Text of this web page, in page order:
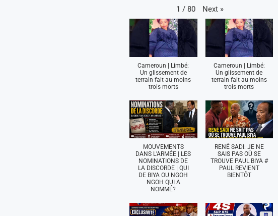
1 / 80 Next »
Cameroun | Limbé:
Un glissement de
terrain fait au moins
trois morts
Cameroun | Limbé:
Un glissement de
terrain fait au moins
trois morts
MOUVEMENTS
DANS L'ARMÉE | LES
NOMINATIONS DE
LA DISCORDE | QUI
DE BIYA OU NGOH
NGOH QUI A
NOMMÉ?
RENÉ SADI: JE NE
SAIS PAS OÙ SE
TROUVE PAUL BIYA #
PAUL REVIENT
BIENTÔT